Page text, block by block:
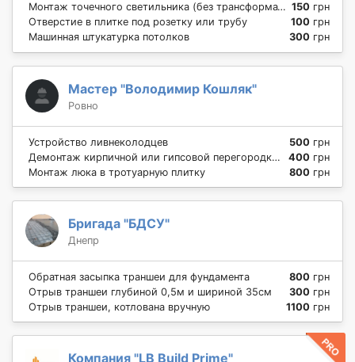
Монтаж точечного светильника (без трансформатора) 150 грн
Отверстие в плитке под розетку или трубу
100 грн
Машинная штукатурка потолков
300 грн
Мастер "Володимир Кошляк"
Ровно
Устройство ливнеколодцев 500 грн
Демонтаж кирпичной или гипсовой перегородки в 2.5 кирпича
400 грн
Монтаж люка в тротуарную плитку
800 грн
Бригада "БДСУ"
Днепр
Обратная засыпка траншеи для фундамента 800 грн
Отрыв траншеи глубиной 0,5м и шириной 35см
300 грн
Отрыв траншеи, котлована вручную
1100 грн
Компания "LB Build Prime"